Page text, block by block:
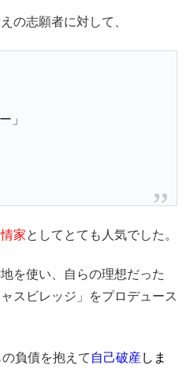
の志願者に対して、
」
家としてとても人気でした。
を使い、自らの理想だった
スビレッジ」をプロデュース
の負債を抱えて 自己破産しま